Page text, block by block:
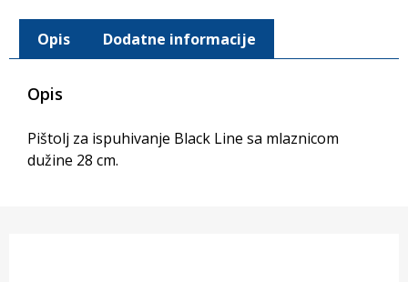
Opis Dodatne informacije
Opis
Pištolj za ispuhivanje Black Line sa mlaznicom
dužine 28 cm.